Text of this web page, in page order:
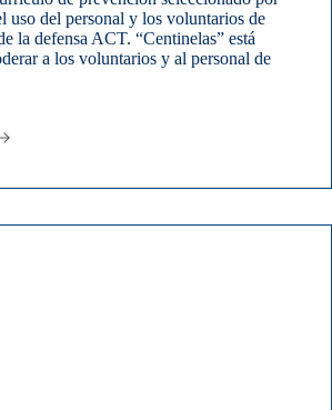
uso del personal y los voluntarios de
la defensa ACT. “Centinelas” está
a los voluntarios y al personal de